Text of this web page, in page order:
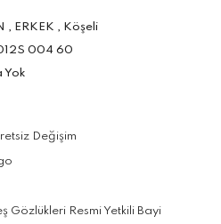
, ERKEK , Köşeli
004 60
Yok
Değişim
Gözlükleri Resmi Yetkili Bayi